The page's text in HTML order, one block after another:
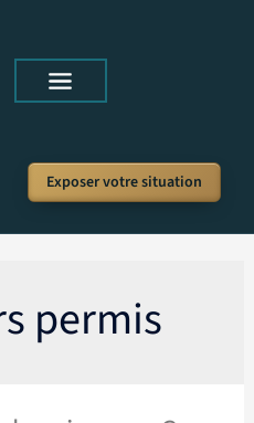
Exposer votre situation
permis